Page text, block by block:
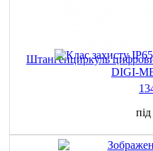
Штангенциркуль
DIGI-